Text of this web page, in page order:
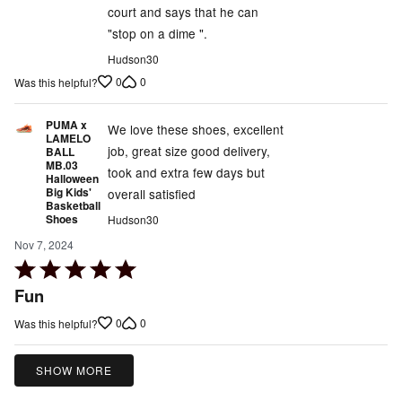
court and says that he can
"stop on a dime ".
Hudson30
Was this helpful?
0 0
PUMA x
LAMELO
BALL
MB.03
Halloween
Big Kids'
Basketball
Shoes
Nov 7, 2024
Rated
5
of
5
Fun
We love these shoes, excellent
job, great size good delivery,
took and extra few days but
overall satisfied
Hudson30
Was this helpful? 0 0
SHOW MORE